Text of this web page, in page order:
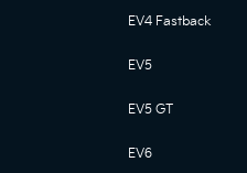
EV4 Fastback
EV5
EV5 GT
EV6